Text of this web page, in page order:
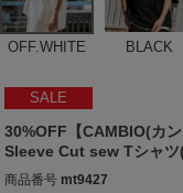
OFF.WHITE BLACK
SALE
30%OFF【CAMBIO(カ
Sleeve Cut sew Tシャ
商品番号 mt9427